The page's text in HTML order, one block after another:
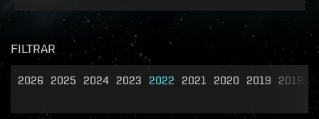
FILTRAR
2026 2025 2024 2023 2022 2021 2020 2019 2018